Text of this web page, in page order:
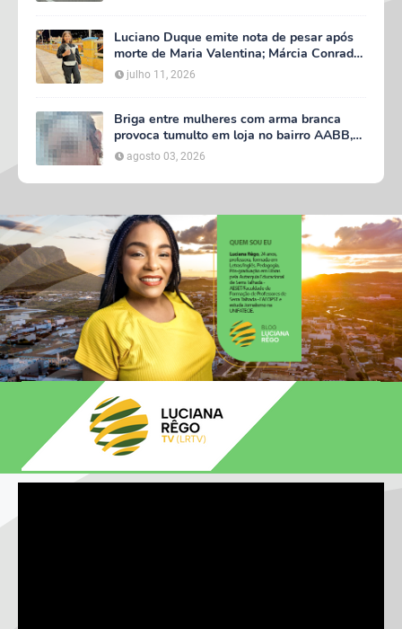
Luciano Duque emite nota de pesar após
morte de Maria Valentina; Márcia Conrado
decreta luto oficial de três dias em Serra
Talhada
julho 11, 2026
Briga entre mulheres com arma branca
provoca tumulto em loja no bairro AABB,
em Serra Talhada
agosto 03, 2026